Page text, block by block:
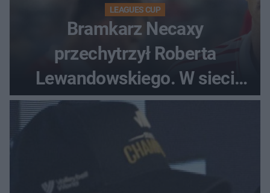
LEAGUES CUP
Bramkarz Necaxy
przechytrzył Roberta
Lewandowskiego. W sieci
krąży wideo z tego pojedynku